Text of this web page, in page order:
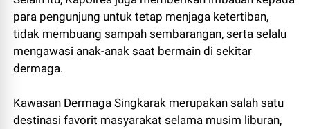
para pengunjung untuk tetap menjaga ketertiban,
tidak membuang sampah sembarangan, serta selalu
mengawasi anak-anak saat bermain di sekitar
dermaga.
Kawasan Dermaga Singkarak merupakan salah satu
destinasi favorit masyarakat selama musim liburan,